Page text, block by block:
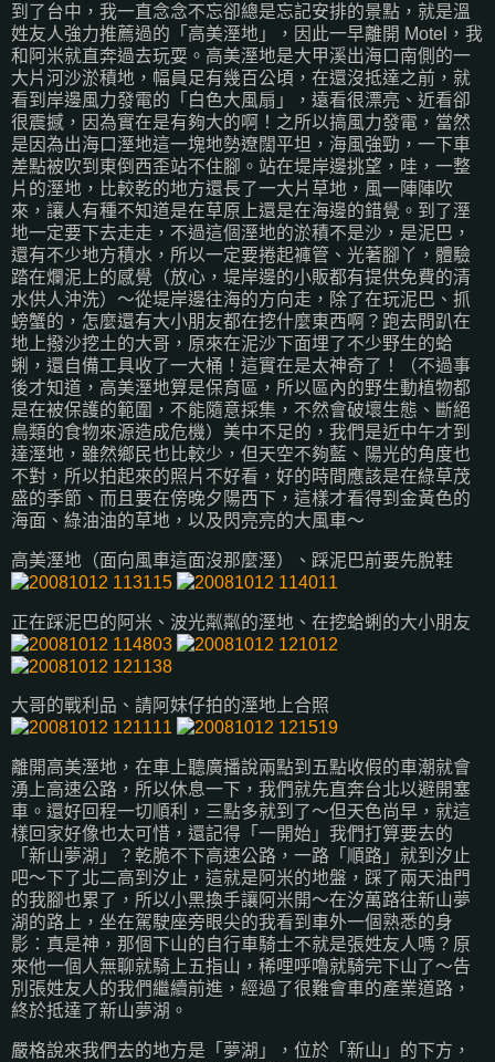
到了台中，我一直念念不忘卻總是忘記安排的景點，就是溫
姓友人強力推薦過的「高美溼地」，因此一早離開 Motel，我
和阿米就直奔過去玩耍。高美溼地是大甲溪出海口南側的一
大片河沙淤積地，幅員足有幾百公頃，在還沒抵達之前，就
看到岸邊風力發電的「白色大風扇」，遠看很漂亮、近看卻
很震撼，因為實在是有夠大的啊！之所以搞風力發電，當然
是因為出海口溼地這一塊地勢遼闊平坦，海風強勁，一下車
差點被吹到東倒西歪站不住腳。站在堤岸邊挑望，哇，一整
片的溼地，比較乾的地方還長了一大片草地，風一陣陣吹
來，讓人有種不知道是在草原上還是在海邊的錯覺。到了溼
地一定要下去走走，不過這個溼地的淤積不是沙，是泥巴，
還有不少地方積水，所以一定要捲起褲管、光著腳丫，體驗
踏在爛泥上的感覺（放心，堤岸邊的小販都有提供免費的清
水供人沖洗）～從堤岸邊往海的方向走，除了在玩泥巴、抓
螃蟹的，怎麼還有大小朋友都在挖什麼東西啊？跑去問趴在
地上撥沙挖土的大哥，原來在泥沙下面埋了不少野生的蛤
蜊，還自備工具收了一大桶！這實在是太神奇了！（不過事
後才知道，高美溼地算是保育區，所以區內的野生動植物都
是在被保護的範圍，不能隨意採集，不然會破壞生態、斷絕
鳥類的食物來源造成危機）美中不足的，我們是近中午才到
達溼地，雖然鄉民也比較少，但天空不夠藍、陽光的角度也
不對，所以拍起來的照片不好看，好的時間應該是在綠草茂
盛的季節、而且要在傍晚夕陽西下，這樣才看得到金黃色的
海面、綠油油的草地，以及閃亮亮的大風車～
高美溼地（面向風車這面沒那麼溼）、踩泥巴前要先脫鞋
正在踩泥巴的阿米、波光粼粼的溼地、在挖蛤蜊的大小朋友
大哥的戰利品、請阿妹仔拍的溼地上合照
離開高美溼地，在車上聽廣播說兩點到五點收假的車潮就會
湧上高速公路，所以休息一下，我們就先直奔台北以避開塞
車。還好回程一切順利，三點多就到了～但天色尚早，就這
樣回家好像也太可惜，還記得「一開始」我們打算要去的
「新山夢湖」？乾脆不下高速公路，一路「順路」就到汐止
吧～下了北二高到汐止，這就是阿米的地盤，踩了兩天油門
的我腳也累了，所以小黑換手讓阿米開～在汐萬路往新山夢
湖的路上，坐在駕駛座旁眼尖的我看到車外一個熟悉的身
影：真是神，那個下山的自行車騎士不就是張姓友人嗎？原
來他一個人無聊就騎上五指山，稀哩呼嚕就騎完下山了～告
別張姓友人的我們繼續前進，經過了很難會車的產業道路，
終於抵達了新山夢湖。
嚴格說來我們去的地方是「夢湖」，位於「新山」的下方，